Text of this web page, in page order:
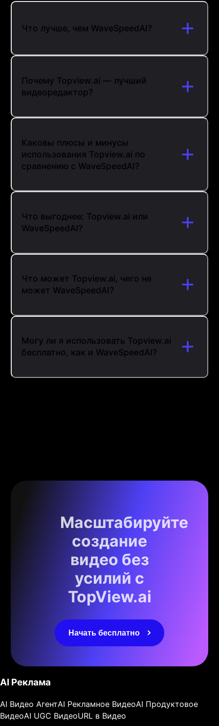
Что лучше, чем WaveSpeedAI?
Почему Topview.ai — лучший
видеоредактор?
Каковы плюсы и минусы
использования Topview.ai по
сравнению с WaveSpeedAI?
Что выгоднее: Topview.ai или
WaveSpeedAI?
Что может Topview.ai, чего не
может WaveSpeedAI?
Могу ли я использовать Topview.ai
бесплатно, как и WaveSpeedAI?
Масштабируйте
создание
видео без
усилий с
TopView.ai
Начать бесплатно
AI Реклама
AI Видео АгентAI Рекламное ВидеоAI Продуктовое
ВидеоAI UGC ВидеоURL в Видео